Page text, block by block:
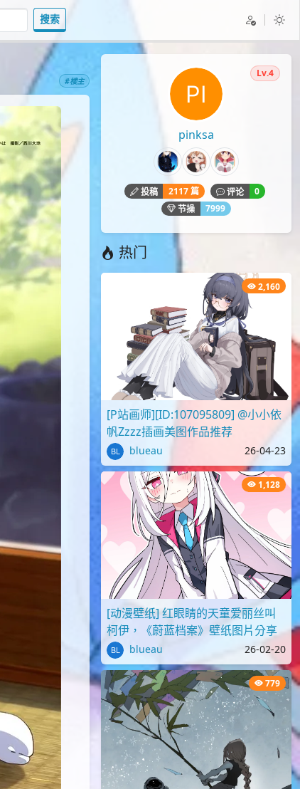
搜索
#楼主
pinksa
Lv.4
投稿 2117 篇 评论
0
节操
7999
热门
2,160
[P站画师][ID:107095809] @小小依
帆Zzzz插画美图作品推荐
blueau 26-04-23
1,128
[动漫壁纸] 红眼睛的天童爱丽丝叫
柯伊，《蔚蓝档案》壁纸图片分享
blueau 26-02-20
779